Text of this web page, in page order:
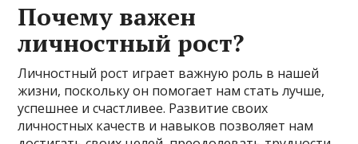
Почему важен
личностный рост?
Личностный рост играет важную роль в нашей
жизни, поскольку он помогает нам стать лучше,
успешнее и счастливее. Развитие своих
личностных качеств и навыков позволяет нам